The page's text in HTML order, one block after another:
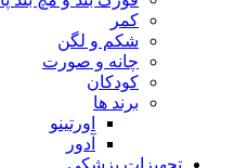
کمر
شکم و لگن
چانه و صورت
کودکان
برند ها
اورتینو
آدور